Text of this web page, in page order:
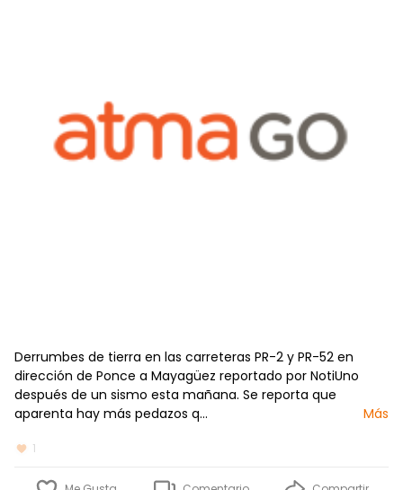
Derrumbes de tierra en las carreteras PR-2 y PR-52 en
dirección de Ponce a Mayagüez reportado por NotiUno
después de un sismo esta mañana. Se reporta que
aparenta hay más pedazos q…
Más
1